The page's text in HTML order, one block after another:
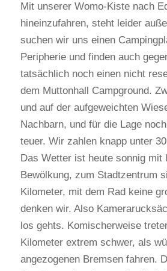
Mit unserer Womo-Kiste nach
hineinzufahren, steht leider
suchen wir uns einen
Peripherie und finden auch
tatsächlich noch einen nicht
dem Muttonhall Campground.
und auf der aufgeweichten
Nachbarn, und für die Lage
teuer. Wir zahlen knapp unter
Das Wetter ist heute sonnig mit
Bewölkung, zum Stadtzentrum
Kilometer, mit dem Rad keine
denken wir. Also
los gehts. Komischerweise
Kilometer extrem schwer, als
angezogenen Bremsen fahren.